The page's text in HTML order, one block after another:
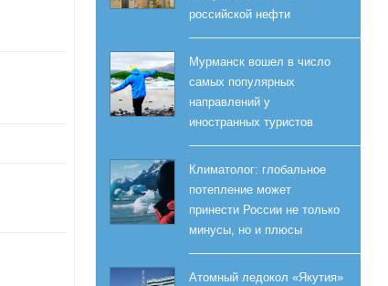
российской нефти
Мурманск вошел в число
самых популярных
направлений у
иностранных туристов
Климатолог: глобальное
потепление может
принести России не только
минусы, но и плюсы
Атомный ледокол «Якутия»